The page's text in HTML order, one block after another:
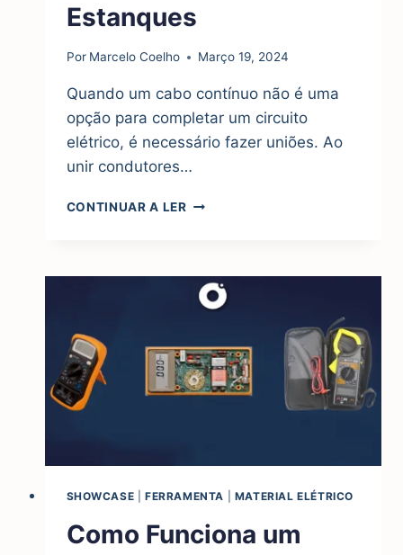
Estanques
Por Marcelo Coelho Março 19, 2024
Quando um cabo contínuo não é uma
opção para completar um circuito
elétrico, é necessário fazer uniões. Ao
unir condutores…
CONTINUAR A LERTOP
ESTANQUES
SHOWCASE |FERRAMENTA MATERIAL ELÉTRICO
Como Funciona um